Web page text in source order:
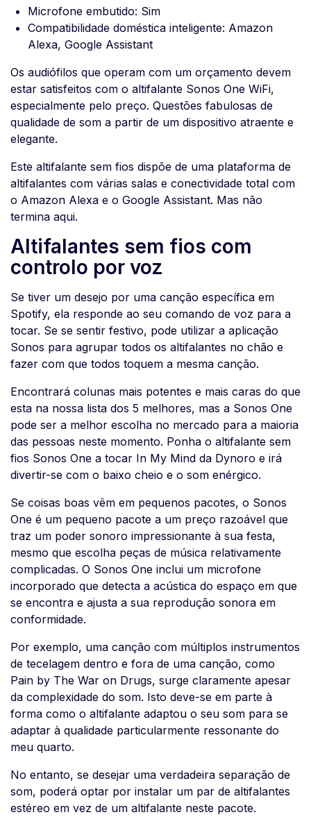
Microfone embutido: Sim
Compatibilidade doméstica inteligente: Amazon
Alexa, Google Assistant
Os audiófilos que operam com um orçamento devem
estar satisfeitos com o altifalante Sonos One WiFi,
especialmente pelo preço. Questões fabulosas de
qualidade de som a partir de um dispositivo atraente e
elegante.
Este altifalante sem fios dispõe de uma plataforma de
altifalantes com várias salas e conectividade total com
o Amazon Alexa e o Google Assistant. Mas não
termina aqui.
Altifalantes sem fios com
controlo por voz
Se tiver um desejo por uma canção específica em
Spotify, ela responde ao seu comando de voz para a
tocar. Se se sentir festivo, pode utilizar a aplicação
Sonos para agrupar todos os altifalantes no chão e
fazer com que todos toquem a mesma canção.
Encontrará colunas mais potentes e mais caras do que
esta na nossa lista dos 5 melhores, mas a Sonos One
pode ser a melhor escolha no mercado para a maioria
das pessoas neste momento. Ponha o altifalante sem
fios Sonos One a tocar In My Mind da Dynoro e irá
divertir-se com o baixo cheio e o som enérgico.
Se coisas boas vêm em pequenos pacotes, o Sonos
One é um pequeno pacote a um preço razoável que
traz um poder sonoro impressionante à sua festa,
mesmo que escolha peças de música relativamente
complicadas. O Sonos One inclui um microfone
incorporado que detecta a acústica do espaço em que
se encontra e ajusta a sua reprodução sonora em
conformidade.
Por exemplo, uma canção com múltiplos instrumentos
de tecelagem dentro e fora de uma canção, como
Pain by The War on Drugs, surge claramente apesar
da complexidade do som. Isto deve-se em parte à
forma como o altifalante adaptou o seu som para se
adaptar à qualidade particularmente ressonante do
meu quarto.
No entanto, se desejar uma verdadeira separação de
som, poderá optar por instalar um par de altifalantes
estéreo em vez de um altifalante neste pacote.